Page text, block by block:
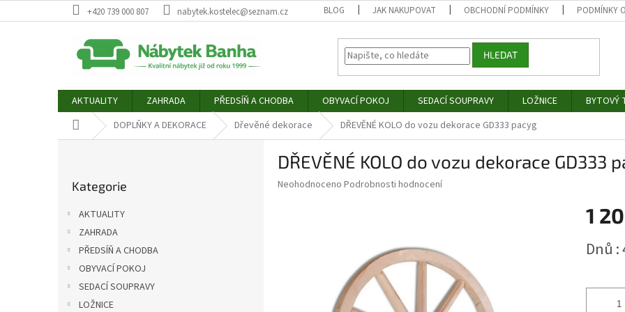
na
+420 739 000 807 nabytek.kostelec@seznam.cz BLOG JAK NAKUPOVAT OBCHODNÍ PODMÍNKY PODMÍNKY
HLEDAT
AKTUALITY ZAHRADA PŘEDSÍŇ A CHODBA OBYVACÍ POKOJ SEDACÍ SOUPRAVY LOŽNICE BYTOVÝ
Domů DOPLŇKY A DEKORACE Dřevěné dekorace DŘEVĚNÉ KOLO do vozu dekorace GD333 pacyg
kategorie
Kategorie
AKTUALITY
ZAHRADA
PŘEDSÍŇ A CHODBA
OBYVACÍ POKOJ
SEDACÍ SOUPRAVY
LOŽNICE
DŘEVĚNÉ KOLO do vozu dekorace GD333
Průměrné
Neohodnoceno Podrobnosti hodnocení
1
cena:
Dnů :